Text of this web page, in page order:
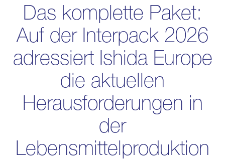
Das komplette Paket:
Auf der Interpack 2026
adressiert Ishida Europe
die aktuellen
Herausforderungen in
der
Lebensmittelproduktion